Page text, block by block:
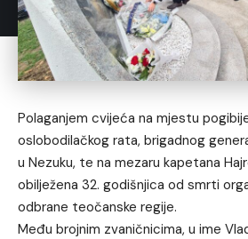
Polaganjem cvijeća na mjestu
oslobodilačkog rata, brigadnog
u Nezuku, te na mezaru kapetana
obilježena 32. godišnjica od smrti
odbrane teočanske regije.
Među brojnim zvaničnicima, u ime